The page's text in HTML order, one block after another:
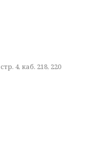
4, каб. 218, 220